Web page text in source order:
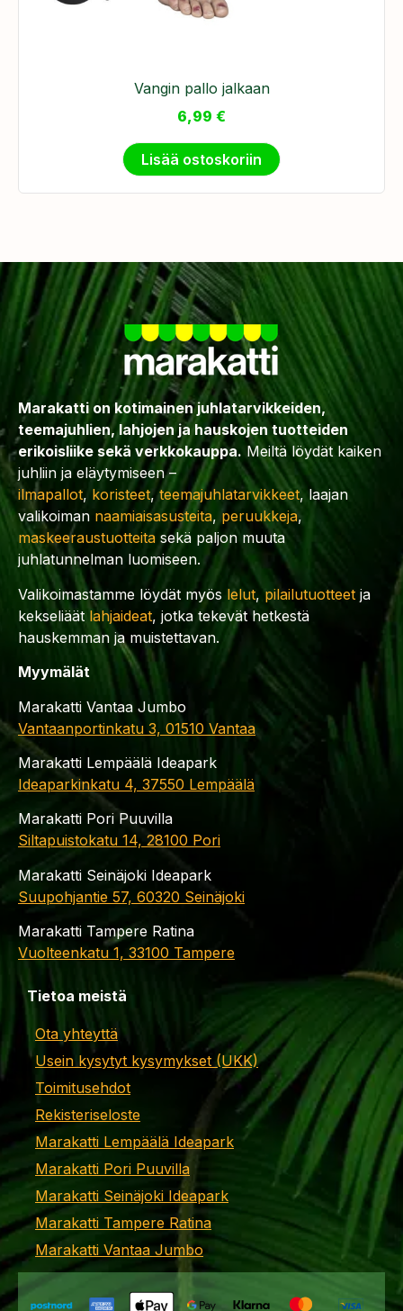
Vangin pallo jalkaan
6,99 €
Lisää ostoskoriin
Marakatti on kotimainen juhlatarvikkeiden,
teemajuhlien, lahjojen ja hauskojen tuotteiden
erikoisliike sekä verkkokauppa. Meiltä löydät kaiken
juhliin ja eläytymiseen –
ilmapallot, koristeet,teemajuhlatarvikkeet, laajan
valikoiman naamiaisasusteita, peruukkeja,
maskeeraustuotteita sekä paljon muuta
juhlatunnelman luomiseen.
Valikoimastamme löydät myös lelut,pilailutuotteet ja
kekseliäät lahjaideat, jotka tekevät hetkestä
hauskemman ja muistettavan.
Myymälät
Marakatti Vantaa Jumbo
Vantaanportinkatu 3, 01510 Vantaa
Marakatti Lempäälä Ideapark
Ideaparkinkatu 4, 37550 Lempäälä
Marakatti Pori Puuvilla
Siltapuistokatu 14, 28100 Pori
Marakatti Seinäjoki Ideapark
Suupohjantie 57, 60320 Seinäjoki
Marakatti Tampere Ratina
Vuolteenkatu 1, 33100 Tampere
Tietoa meistä
Ota yhteyttä
Usein kysytyt kysymykset (UKK)
Toimitusehdot
Rekisteriseloste
Marakatti Lempäälä Ideapark
Marakatti Pori Puuvilla
Marakatti Seinäjoki Ideapark
Marakatti Tampere Ratina
Marakatti Vantaa Jumbo